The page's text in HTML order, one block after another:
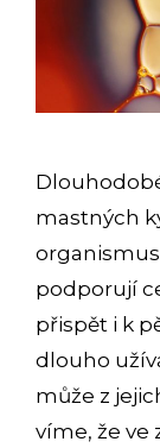
mastných
podporují
přispět i k
dlouho
může z
víme, že ve